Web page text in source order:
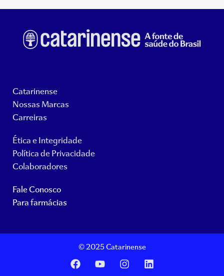
Catarinense
Nossas Marcas
Carreiras
Ética e Integridade
Política de Privacidade
Colaboradores
Fale Conosco
Para farmácias
© 2025 Catarinense
F
a
Y
o
I
n
L
i